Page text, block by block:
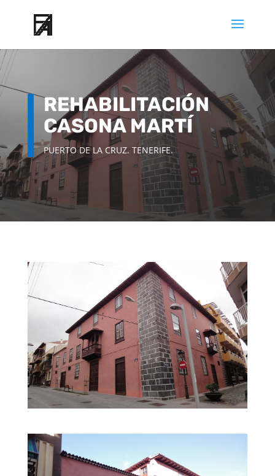
REHABILITACIÓN
CASONA MARTÍ
PUERTO DE LA CRUZ. TENERIFE.